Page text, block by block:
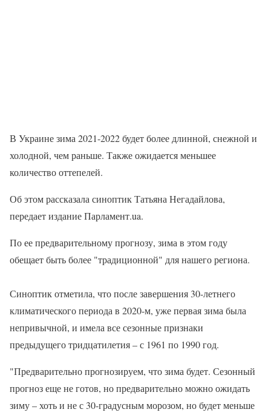
В Украине зима 2021-2022 будет более длинной, снежной и
холодной, чем раньше. Также ожидается меньшее
количество оттепелей.
Об этом рассказала синоптик Татьяна Негадайлова,
передает издание Парламент.ua.
По ее предварительному прогнозу, зима в этом году
обещает быть более "традиционной" для нашего региона.
Синоптик отметила, что после завершения 30-летнего
климатического периода в 2020-м, уже первая зима была
непривычной, и имела все сезонные признаки
предыдущего тридцатилетия – с 1961 по 1990 год.
"Предварительно прогнозируем, что зима будет. Сезонный
прогноз еще не готов, но предварительно можно ожидать
зиму – хоть и не с 30-градусным морозом, но будет меньше